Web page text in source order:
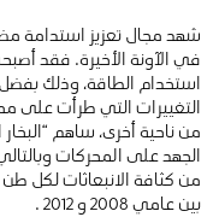
شهد مجال تعزيز استدامة
في الآونة الأخيرة. فقد
استخدام الطاقة، وذلك
التغييرات التي طرأت على
من ناحية أخرى، ساهم
الجهد على المحركات
بين عامي 2008 و 2012 .